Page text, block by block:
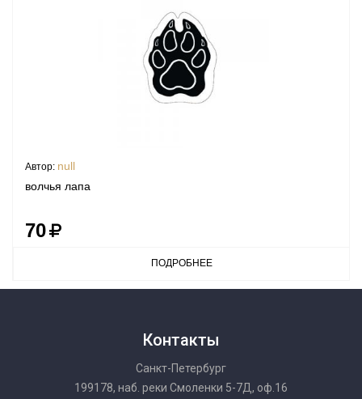
Автор: null
волчья лапа
70
ПОДРОБНЕЕ
Контакты
Санкт-Петербург
199178, наб. реки Смоленки 5-7Д, оф.16